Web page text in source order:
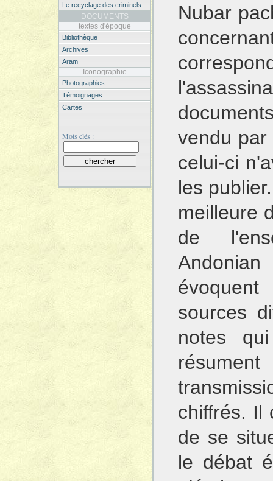
Le recyclage des criminels
DOCUMENTS
textes d'époque
Bibliothèque
Archives
Aram
Iconographie
Photographies
Témoignages
Cartes
Mots clés :
Nubar
vendu
celui-ci
les
meilleure
de
sources
notes
chiffrés. Il
de se
le débat